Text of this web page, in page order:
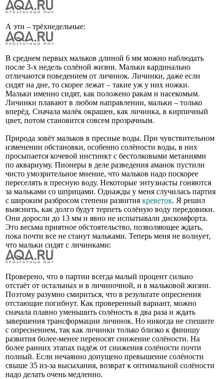
А эти – трёхнедельные:
В среднем первых мальков длиной 6 мм можно наблюдать
после 3-х недель солёной жизни. Мальки кардинально
отличаются поведением от личинок. Личинки, даже если
сидят на дне, то скорее лежат – такие уж у них ножки.
Мальки именно сидят, как положено ракам и насекомым.
Личинки плавают в любом направлении, мальки – только
вперёд. Сначала малёк окрашен, как личинка, в кирпичный
цвет, потом становится совсем прозрачным.
Природа зовёт мальков в пресные воды. При чувствительном
изменении обстановки, особенно солёности воды, в них
просыпается кочевой инстинкт с бестолковыми метаниями
по аквариуму. Пионеры в деле разведения аманок пустили
чисто умозрительное мнение, что мальков надо поскорее
переселять в пресную воду. Некоторые энтузиасты гоняются
за мальками со шприцами. Однажды у меня случилась партия
с широким разбросом степени развития креветок. Я решил
выяснить, как долго будут терпеть солёную воду передовики.
Они доросли до 13 мм и явно не испытывали дискомфорта.
Это весьма приятное обстоятельство, позволяющее ждать,
пока почти все не станут мальками. Теперь меня не волнует,
что мальки сидят с личинками:
Проверено, что в партии всегда малый процент сильно
отстаёт от остальных и в личиночной, и в мальковой жизни.
Поэтому разумно смириться, что в результате опреснения
отстающие погибнут. Как проверенный вариант, можно
сначала плавно уменьшить солёность в два раза и ждать
завершения трансформации личинок. Но никогда не спешите
с опреснением, так как личинки только близко к финишу
развития более-менее переносят снижение солёности. На
более ранних этапах падёж от снижения солёности почти
полный. Если нечаянно допущено превышение солёности
свыше 35 из-за высыхания, возврат к оптимальной солёности
надо делать очень медленно.